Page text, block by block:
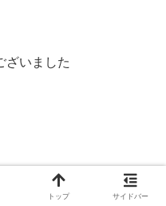
ざいました
せて頂きますので 乞う
トップ サイドバー